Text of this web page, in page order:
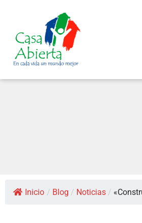
Inicio / Blog / Noticias /